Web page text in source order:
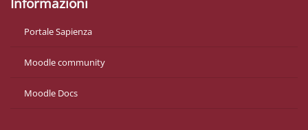
Portale Sapienza
Moodle community
Moodle Docs